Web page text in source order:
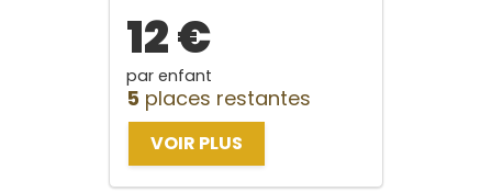
12 €
par enfant
5 places restantes
VOIR PLUS